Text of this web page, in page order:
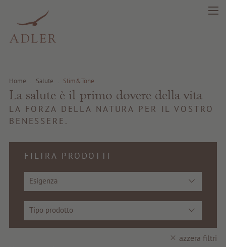
Salute
Fragrance
Prima qualità
Consigli e novità
Servizi e informazioni
Home . Salute . Slim&Tone
La salute è il primo dovere della vita
LA FORZA DELLA NATURA PER IL VOSTRO
BENESSERE.
FILTRA PRODOTTI
Esigenza
Tipo prodotto
azzera filtri